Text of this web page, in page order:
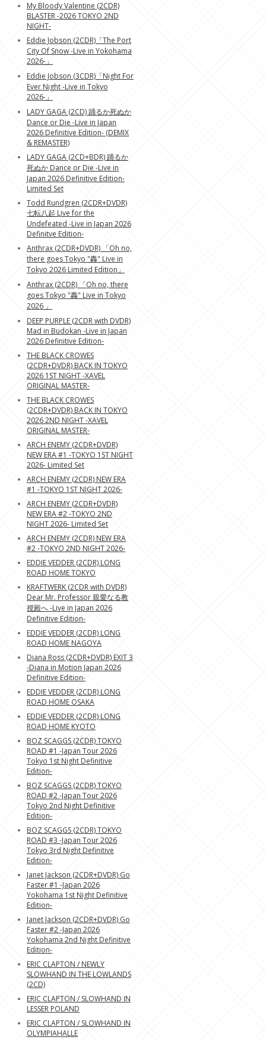
My Bloody Valentine (2CDR)
BLASTER -2026 TOKYO 2ND
NIGHT-
Eddie Jobson (2CDR)「The Port
City Of Snow -Live in Yokohama
2026-」
Eddie Jobson (3CDR)「Night For
Ever Night -Live in Tokyo
2026-」
LADY GAGA (2CD) 踊るか死ぬか
Dance or Die -Live in Japan
2026 Definitive Edition- (DEMIX
& REMASTER)
LADY GAGA (2CD+BDR) 踊るか
死ぬか Dance or Die -Live in
Japan 2026 Definitive Edition-
Limited Set
Todd Rundgren (2CDR+DVDR)
七転八起 Live for the
Undefeated -Live in Japan 2026
Definitve Edition-
Anthrax (2CDR+DVDR) 「Oh no,
there goes Tokyo "轟" Live in
Tokyo 2026 Limited Edition」
Anthrax (2CDR) 「Oh no, there
goes Tokyo "轟" Live in Tokyo
2026 」
DEEP PURPLE (2CDR with DVDR)
Mad in Budokan -Live in Japan
2026 Definitive Edition-
THE BLACK CROWES
(2CDR+DVDR) BACK IN TOKYO
2026 1ST NIGHT -XAVEL
ORIGINAL MASTER-
THE BLACK CROWES
(2CDR+DVDR) BACK IN TOKYO
2026 2ND NIGHT -XAVEL
ORIGINAL MASTER-
ARCH ENEMY (2CDR+DVDR)
NEW ERA #1 -TOKYO 1ST NIGHT
2026- Limited Set
ARCH ENEMY (2CDR) NEW ERA
#1 -TOKYO 1ST NIGHT 2026-
ARCH ENEMY (2CDR+DVDR)
NEW ERA #2 -TOKYO 2ND
NIGHT 2026- Limited Set
ARCH ENEMY (2CDR) NEW ERA
#2 -TOKYO 2ND NIGHT 2026-
EDDIE VEDDER (2CDR) LONG
ROAD HOME TOKYO
KRAFTWERK (2CDR with DVDR)
Dear Mr. Professor 親愛なる教
授殿へ -Live in Japan 2026
Definitive Edition-
EDDIE VEDDER (2CDR) LONG
ROAD HOME NAGOYA
Diana Ross (2CDR+DVDR) EXIT 3
-Diana in Motion Japan 2026
Definitive Edition-
EDDIE VEDDER (2CDR) LONG
ROAD HOME OSAKA
EDDIE VEDDER (2CDR) LONG
ROAD HOME KYOTO
BOZ SCAGGS (2CDR) TOKYO
ROAD #1 -Japan Tour 2026
Tokyo 1st Night Definitive
Edition-
BOZ SCAGGS (2CDR) TOKYO
ROAD #2 -Japan Tour 2026
Tokyo 2nd Night Definitive
Edition-
BOZ SCAGGS (2CDR) TOKYO
ROAD #3 -Japan Tour 2026
Tokyo 3rd Night Definitive
Edition-
Janet Jackson (2CDR+DVDR) Go
Faster #1 -Japan 2026
Yokohama 1st Night Definitive
Edition-
Janet Jackson (2CDR+DVDR) Go
Faster #2 -Japan 2026
Yokohama 2nd Night Definitive
Edition-
ERIC CLAPTON / NEWLY
SLOWHAND IN THE LOWLANDS
(2CD)
ERIC CLAPTON / SLOWHAND IN
LESSER POLAND
ERIC CLAPTON / SLOWHAND IN
OLYMPIAHALLE